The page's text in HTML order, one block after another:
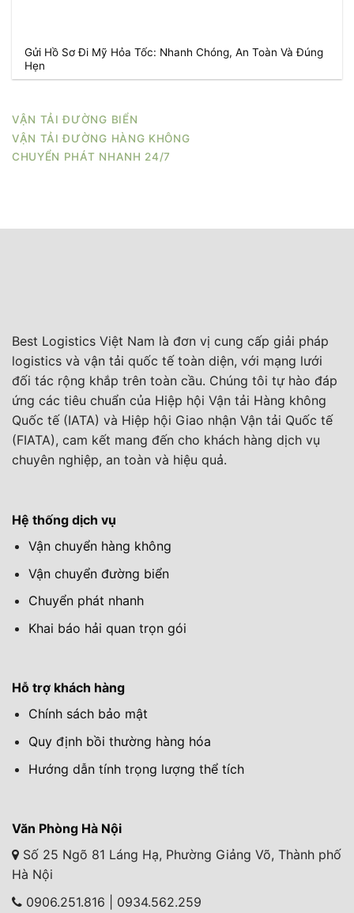
Gửi Hồ Sơ Đi Mỹ Hỏa Tốc: Nhanh Chóng, An Toàn Và Đúng
Hẹn
VẬN TẢI ĐƯỜNG BIỂN
VẬN TẢI ĐƯỜNG HÀNG KHÔNG
CHUYỂN PHÁT NHANH 24/7
Best Logistics Việt Nam là đơn vị cung cấp giải pháp
logistics và vận tải quốc tế toàn diện, với mạng lưới
đối tác rộng khắp trên toàn cầu. Chúng tôi tự hào đáp
ứng các tiêu chuẩn của Hiệp hội Vận tải Hàng không
Quốc tế (IATA) và Hiệp hội Giao nhận Vận tải Quốc tế
(FIATA), cam kết mang đến cho khách hàng dịch vụ
chuyên nghiệp, an toàn và hiệu quả.
Hệ thống dịch vụ
Vận chuyển hàng không
Vận chuyển đường biển
Chuyển phát nhanh
Khai báo hải quan trọn gói
Hỗ trợ khách hàng
Chính sách bảo mật
Quy định bồi thường hàng hóa
Hướng dẫn tính trọng lượng thể tích
Văn Phòng Hà Nội
Số 25 Ngõ 81 Láng Hạ, Phường Giảng Võ, Thành phố
Hà Nội
0906.251.816 | 0934.562.259